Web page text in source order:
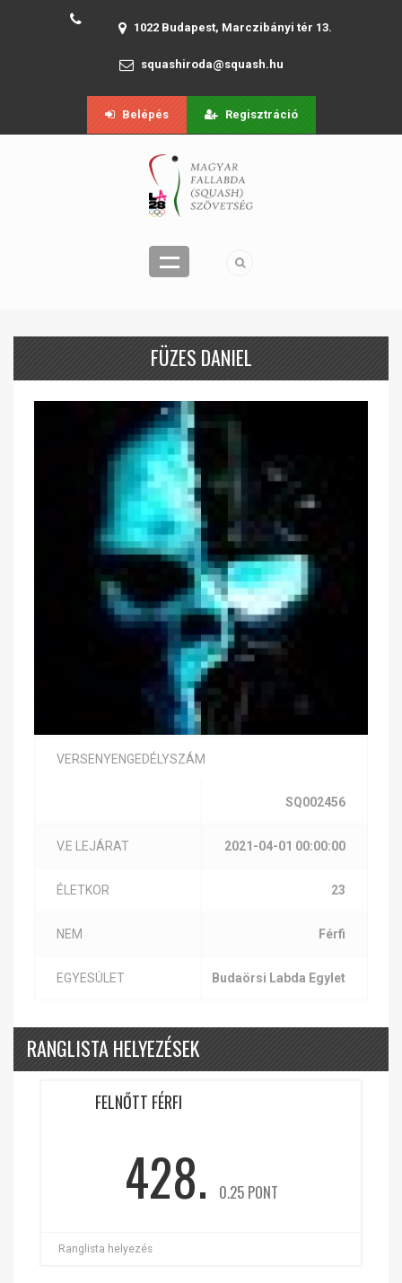
1022 Budapest, Marczibányi tér 13.
squashiroda@squash.hu
Belépés Regisztráció
FÜZES DANIEL
VERSENYENGEDÉLYSZÁM
SQ002456
V.E LEJÁRAT 2021-04-01 00:00:00
ÉLETKOR 23
NEM Férfi
EGYESÜLET Budaörsi Labda Egylet
RANGLISTA HELYEZÉSEK
FELNŐTT FÉRFI
428. 0.25 PONT
Ranglista helyezés